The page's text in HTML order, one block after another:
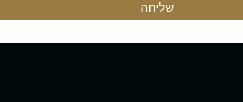
שליחה